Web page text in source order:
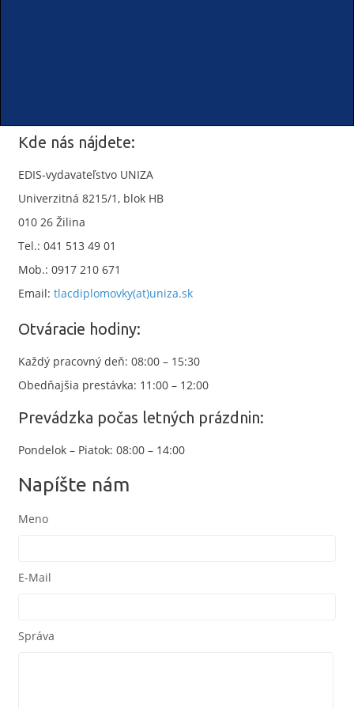
Kde nás nájdete:
EDIS-vydavateľstvo UNIZA
Univerzitná 8215/1, blok HB
010 26 Žilina
Tel.: 041 513 49 01
Mob.: 0917 210 671
Email:tlacdiplomovky(at)uniza.sk
Otváracie hodiny:
Každý pracovný deň: 08:00 – 15:30
Obedňajšia prestávka: 11:00 – 12:00
Prevádzka počas letných prázdnin:
Pondelok – Piatok: 08:00 – 14:00
Napíšte nám
Meno
E-Mail
Správa